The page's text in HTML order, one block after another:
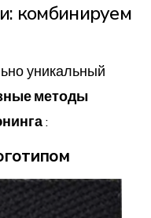
комбинируем
уникальный
методы
: